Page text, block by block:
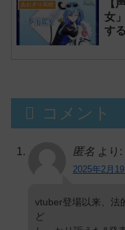
あおぎり高校
【
女
す
コメント
匿名 より:
2025年2月
vtuber登場以来、法
ど